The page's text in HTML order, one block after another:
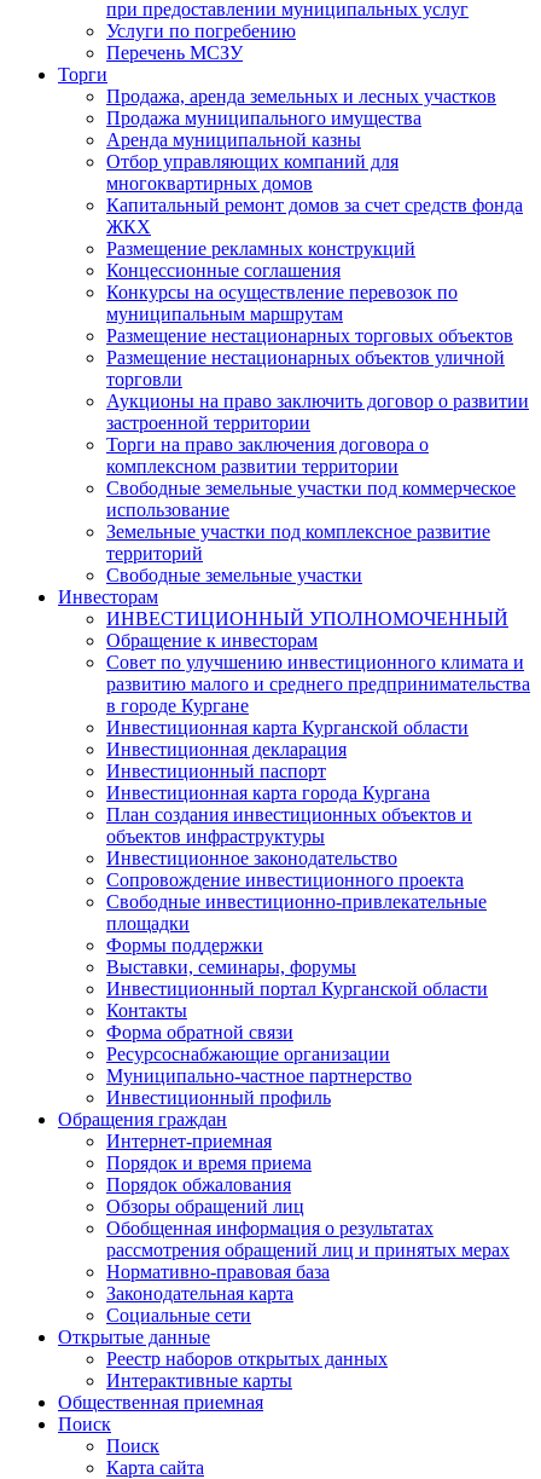
при предоставлении муниципальных услуг
Услуги по погребению
Перечень МСЗУ
Торги
Продажа, аренда земельных и лесных участков
Продажа муниципального имущества
Аренда муниципальной казны
Отбор управляющих компаний для
многоквартирных домов
Капитальный ремонт домов за счет средств фонда
ЖКХ
Размещение рекламных конструкций
Концессионные соглашения
Конкурсы на осуществление перевозок по
муниципальным маршрутам
Размещение нестационарных торговых объектов
Размещение нестационарных объектов уличной
торговли
Аукционы на право заключить договор о развитии
застроенной территории
Торги на право заключения договора о
комплексном развитии территории
Свободные земельные участки под коммерческое
использование
Земельные участки под комплексное развитие
территорий
Свободные земельные участки
Инвесторам
ИНВЕСТИЦИОННЫЙ УПОЛНОМОЧЕННЫЙ
Обращение к инвесторам
Совет по улучшению инвестиционного климата и
развитию малого и среднего предпринимательства
в городе Кургане
Инвестиционная карта Курганской области
Инвестиционная декларация
Инвестиционный паспорт
Инвестиционная карта города Кургана
План создания инвестиционных объектов и
объектов инфраструктуры
Инвестиционное законодательство
Сопровождение инвестиционного проекта
Свободные инвестиционно-привлекательные
площадки
Формы поддержки
Выставки, семинары, форумы
Инвестиционный портал Курганской области
Контакты
Форма обратной связи
Ресурсоснабжающие организации
Муниципально-частное партнерство
Инвестиционный профиль
Обращения граждан
Интернет-приемная
Порядок и время приема
Порядок обжалования
Обзоры обращений лиц
Обобщенная информация о результатах
рассмотрения обращений лиц и принятых мерах
Нормативно-правовая база
Законодательная карта
Социальные сети
Открытые данные
Реестр наборов открытых данных
Интерактивные карты
Общественная приемная
Поиск
Поиск
Карта сайта